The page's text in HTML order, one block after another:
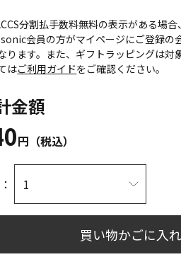
分割払手数料無料の表示がある場
会員の方がマイページにご登録の
ります。また、ギフトラッピングは対
はご利用ガイドをご確認ください。
金額
円（税込）
買い物かごに入